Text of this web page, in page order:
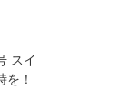
スイ
を！